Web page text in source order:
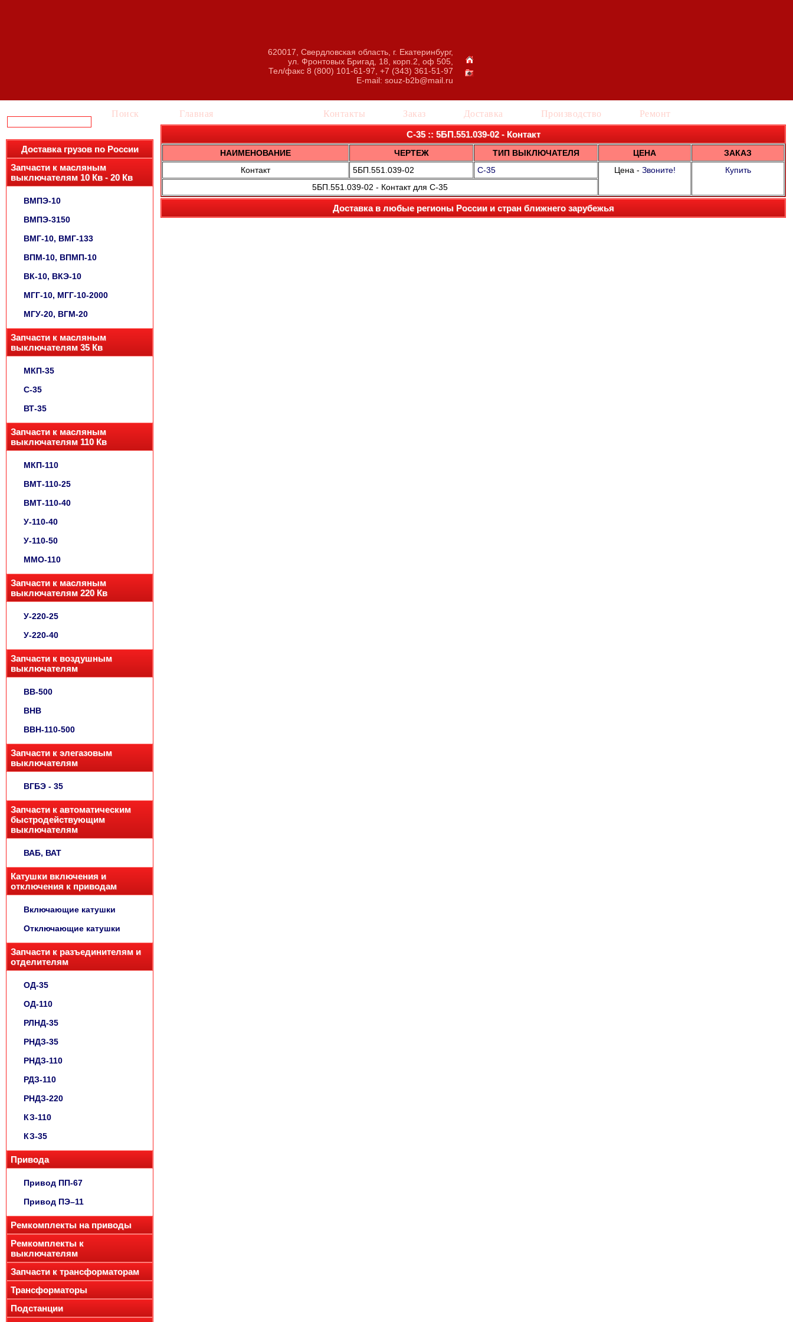
620017, Свердловская область, г. Екатеринбург,
ул. Фронтовых Бригад, 18, корп.2, оф 505,
Тел/факс 8 (800) 101-61-97, +7 (343) 361-51-97
E-mail: souz-b2b@mail.ru
Поиск
Доставка грузов по России
Запчасти к масляным
выключателям 10 Кв - 20 Кв
ВМПЭ-10
ВМПЭ-3150
ВМГ-10, ВМГ-133
ВПМ-10, ВПМП-10
ВК-10, ВКЭ-10
МГГ-10, МГГ-10-2000
МГУ-20, ВГМ-20
Запчасти к масляным
выключателям 35 Кв
МКП-35
С-35
ВТ-35
Запчасти к масляным
выключателям 110 Кв
МКП-110
ВМТ-110-25
ВМТ-110-40
У-110-40
У-110-50
ММО-110
Запчасти к масляным
выключателям 220 Кв
У-220-25
У-220-40
Запчасти к воздушным
выключателям
ВВ-500
ВНВ
ВВН-110-500
Запчасти к элегазовым
выключателям
ВГБЭ - 35
Запчасти к автоматическим
быстродействующим
выключателям
ВАБ, ВАТ
Катушки включения и
отключения к приводам
Включающие катушки
Отключающие катушки
Запчасти к разъединителям и
отделителям
ОД-35
ОД-110
РЛНД-35
РНДЗ-35
РНДЗ-110
РДЗ-110
РНДЗ-220
КЗ-110
КЗ-35
Привода
Привод ПП-67
Привод ПЭ–11
Ремкомплекты на приводы
Ремкомплекты к
выключателям
Запчасти к трансформаторам
Трансформаторы
Подстанции
Главная Контакты Заказ Доставка Производство Ремонт
С-35 :: 5БП.551.039-02 - Контакт
НАИМЕНОВАНИЕ ЧЕРТЕЖ ТИП ВЫКЛЮЧАТЕЛЯ ЦЕНА
ЗАКАЗ
Контакт
5БП.551.039-02 С-35 Цена - Звоните!
Купить
5БП.551.039-02 - Контакт для С-35
Доставка в любые регионы России и стран ближнего зарубежья